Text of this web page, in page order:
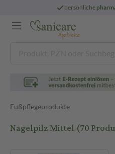
persönliche
Fußpflegeprodukte
Nagelpilz Mittel (70